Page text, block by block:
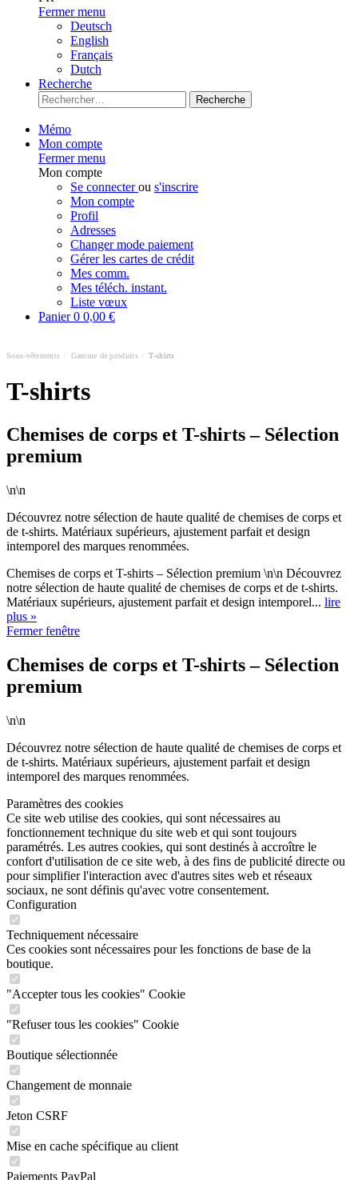
Fermer menu
Deutsch
English
Français
Dutch
Recherche
Recherche
Mémo
Mon compte
Fermer menu
Mon compte
Se connecterou s'inscrire
Mon compte
Profil
Adresses
Changer mode paiement
Gérer les cartes de crédit
Mes comm.
Mes téléch. instant.
Liste vœux
Panier0 0,00 €
Sous-vêtements Gamme de produits T-shirts
T-shirts
Chemises de corps et T-shirts – Sélection
premium
\n\n
Découvrez notre sélection de haute qualité de chemises de corps et
de t-shirts. Matériaux supérieurs, ajustement parfait et design
intemporel des marques renommées.
Chemises de corps et T-shirts – Sélection premium \n\n Découvrez
notre sélection de haute qualité de chemises de corps et de t-shirts.
Matériaux supérieurs, ajustement parfait et design intemporel... lire
plus »
Fermer fenêtre
Chemises de corps et T-shirts – Sélection
premium
\n\n
Découvrez notre sélection de haute qualité de chemises de corps et
de t-shirts. Matériaux supérieurs, ajustement parfait et design
intemporel des marques renommées.
Paramètres des cookies
Ce site web utilise des cookies, qui sont nécessaires au
fonctionnement technique du site web et qui sont toujours
paramétrés. Les autres cookies, qui sont destinés à accroître le
confort d'utilisation de ce site web, à des fins de publicité directe ou
pour simplifier l'interaction avec d'autres sites web et réseaux
sociaux, ne sont définis qu'avec votre consentement.
Configuration
Techniquement nécessaire
Ces cookies sont nécessaires pour les fonctions de base de la
boutique.
"Accepter tous les cookies" Cookie
"Refuser tous les cookies" Cookie
Boutique sélectionnée
Changement de monnaie
Jeton CSRF
Mise en cache spécifique au client
Paiements PayPal